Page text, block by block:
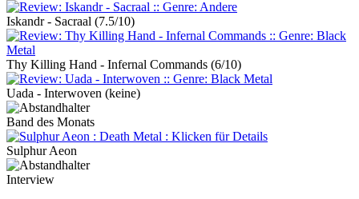
Iskandr - Sacraal (7.5/10)
Thy Killing Hand - Infernal Commands (6/10)
Uada - Interwoven (keine)
Band des Monats
Sulphur Aeon
Interview